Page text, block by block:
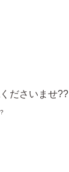
ださいませ??